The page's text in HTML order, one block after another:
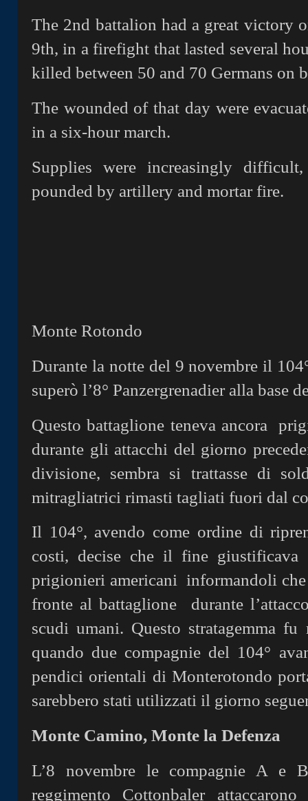
The 2nd battalion had a great victory
9th, in a firefight that lasted several
killed between 50 and 70 Germans on
The wounded of that day were
in a six-hour march.
Supplies were increasingly
pounded by artillery and mortar fire.
Monte Rotondo
Durante la notte del 9 novembre il
superò l’8° Panzergrenadier alla
Questo battaglione teneva ancora
durante gli attacchi del giorno
divisione, sembra si trattasse di
mitragliatrici rimasti tagliati fuori dal
Il 104°, avendo come ordine di
costi, decise che il fine
prigionieri americani informandoli
fronte al battaglione durante
scudi umani. Questo stratagemma
quando due compagnie del 104°
pendici orientali di Monterotondo
sarebbero stati utilizzati il giorno
Monte Camino, Monte la Defenza
L’8 novembre le compagnie A e
reggimento Cottonbaler